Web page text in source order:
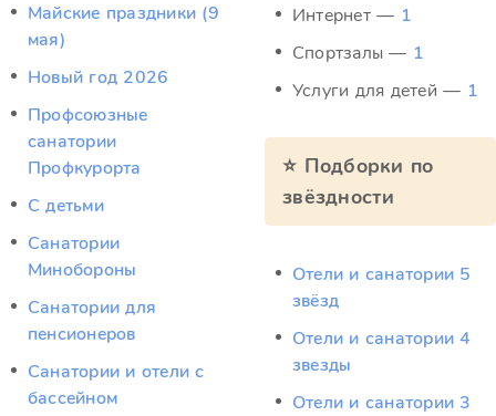
Майские праздники (9
мая)
Новый год 2026
Профсоюзные
санатории
Профкурорта
С детьми
Санатории
Минобороны
Санатории для
пенсионеров
Санатории и отели с
бассейном
Интернет — 1
Спортзалы — 1
Услуги для детей — 1
⭐ Подборки по
звёздности
Отели и санатории 5
звёзд
Отели и санатории 4
звезды
Отели и санатории 3